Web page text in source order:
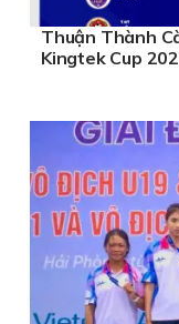
Thuận Thành
Kingtek Cup